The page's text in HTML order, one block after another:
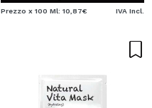
Prezzo x 100 Ml: 10,87€ IVA Incl.